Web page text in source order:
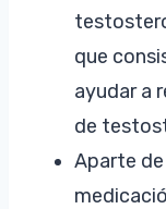
que
ayudar a
de
Aparte